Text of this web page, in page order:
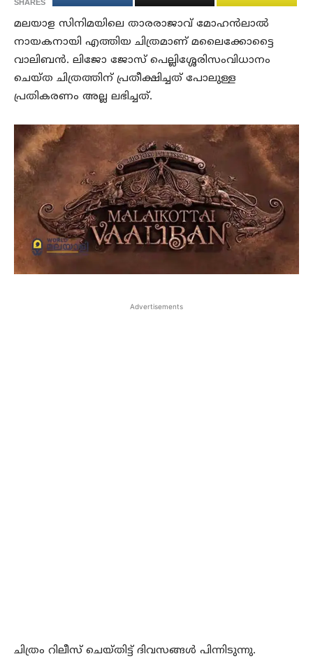
SHARES
മലയാള സിനിമയിലെ താരരാജാവ് മോഹൻലാൽ
നായകനായി എത്തിയ ചിത്രമാണ് മലൈക്കോട്ടൈ
വാലിബൻ. ലിജോ ജോസ് പെല്ലിശ്ശേരിസംവിധാനം
ചെയ്ത ചിത്രത്തിന് പ്രതീക്ഷിച്ചത് പോലുള്ള
പ്രതികരണം അല്ല ലഭിച്ചത്.
Advertisements
ചിത്രം റിലീസ് ചെയ്തിട്ട് ദിവസങ്ങൾ പിന്നിടുന്നു.